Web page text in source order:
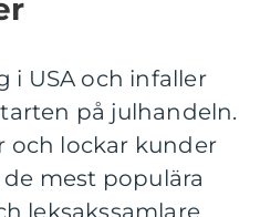
i USA och infaller
på julhandeln.
och lockar kunder
mest populära
leksakssamlare